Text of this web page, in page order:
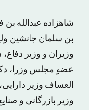
شاهزاده عبدالله
بن سلمان جانشین
وزیران و وزیر
عضو مجلس وزرا،
العساف وزیر
وزیر بازرگانی و